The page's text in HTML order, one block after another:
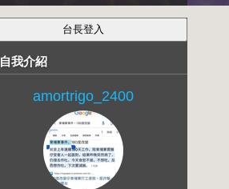
自我介紹
amortrigo_2400